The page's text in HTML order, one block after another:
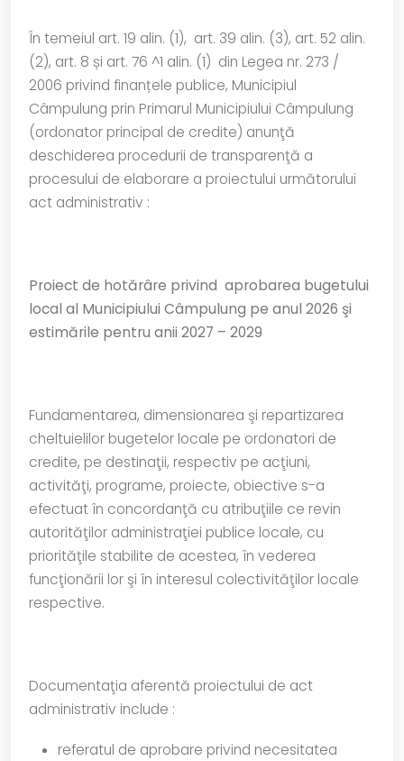
În temeiul art. 19 alin. (1), art. 39 alin. (3), art. 52 alin.
(2), art. 8 și art. 76 ^1 alin. (1) din Legea nr. 273 /
2006 privind finanțele publice, Municipiul
Câmpulung prin Primarul Municipiului Câmpulung
(ordonator principal de credite) anunţă
deschiderea procedurii de transparenţă a
procesului de elaborare a proiectului următorului
act administrativ :
Proiect de hotărâre privind aprobarea bugetului
local al Municipiului Câmpulung pe anul 2026 şi
estimările pentru anii 2027 – 2029
Fundamentarea, dimensionarea şi repartizarea
cheltuielilor bugetelor locale pe ordonatori de
credite, pe destinaţii, respectiv pe acţiuni,
activităţi, programe, proiecte, obiective s-a
efectuat în concordanţă cu atribuţiile ce revin
autorităţilor administraţiei publice locale, cu
priorităţile stabilite de acestea, în vederea
funcţionării lor şi în interesul colectivităţilor locale
respective.
Documentaţia aferentă proiectului de act
administrativ include :
referatul de aprobare privind necesitatea